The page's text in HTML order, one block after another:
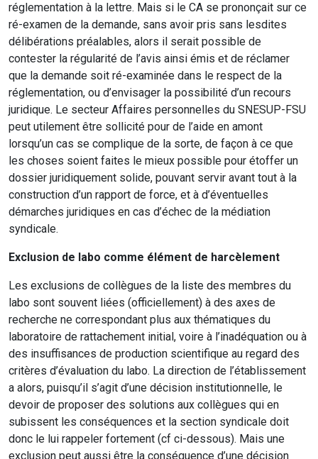
réglementation à la lettre. Mais si le CA se prononçait sur ce
ré-examen de la demande, sans avoir pris sans lesdites
délibérations préalables, alors il serait possible de
contester la régularité de l’avis ainsi émis et de réclamer
que la demande soit ré-examinée dans le respect de la
réglementation, ou d’envisager la possibilité d’un recours
juridique. Le secteur Affaires personnelles du SNESUP-FSU
peut utilement être sollicité pour de l’aide en amont
lorsqu’un cas se complique de la sorte, de façon à ce que
les choses soient faites le mieux possible pour étoffer un
dossier juridiquement solide, pouvant servir avant tout à la
construction d’un rapport de force, et à d’éventuelles
démarches juridiques en cas d’échec de la médiation
syndicale.
Exclusion de labo comme élément de harcèlement
Les exclusions de collègues de la liste des membres du
labo sont souvent liées (officiellement) à des axes de
recherche ne correspondant plus aux thématiques du
laboratoire de rattachement initial, voire à l’inadéquation ou à
des insuffisances de production scientifique au regard des
critères d’évaluation du labo. La direction de l’établissement
a alors, puisqu’il s’agit d’une décision institutionnelle, le
devoir de proposer des solutions aux collègues qui en
subissent les conséquences et la section syndicale doit
donc le lui rappeler fortement (cf ci-dessous). Mais une
exclusion peut aussi être la conséquence d’une décision